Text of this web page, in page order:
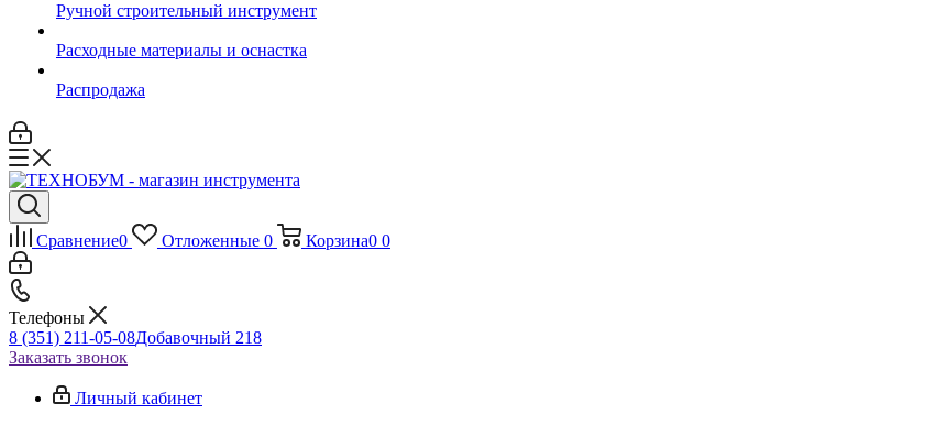
Ручной строительный инструмент
Расходные материалы и оснастка
Распродажа
Сравнение0 Отложенные 0 Корзина0 0
Телефоны
8 (351) 211-05-08Добавочный 218
Заказать звонок
Личный кабинет